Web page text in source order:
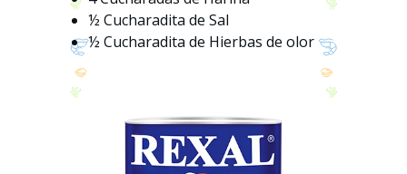
½ Cucharadita de Sal
½ Cucharadita de Hierbas de olor